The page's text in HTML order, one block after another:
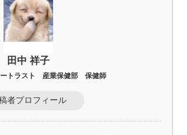
田中 祥子
ートラスト 産業保健部 保健師
者プロフィール